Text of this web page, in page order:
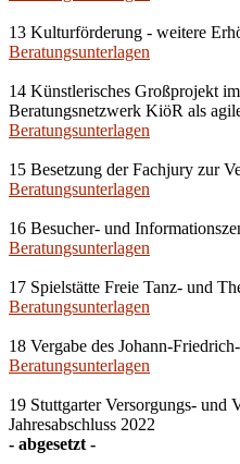
13 Kulturförderung - weitere
Beratungsunterlagen
14 Künstlerisches Großprojekt
Beratungsnetzwerk KiöR als
Beratungsunterlagen
15 Besetzung der Fachjury zur
Beratungsunterlagen
16 Besucher- und
Beratungsunterlagen
17 Spielstätte Freie Tanz- und
Beratungsunterlagen
18 Vergabe des Johann-
Beratungsunterlagen
19 Stuttgarter Versorgungs- und
Jahresabschluss 2022
- abgesetzt -